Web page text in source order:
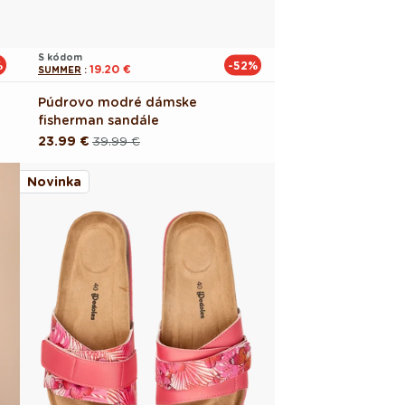
S kódom
SUMMER : 19.20 € -52%
Púdrovo modré dámske
fisherman sandále
Pôvodná39.99 €
Akciová
23.99 €
Novinka